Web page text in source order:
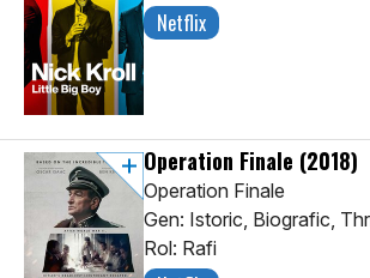
Netflix
Operation Finale (2018)
Operation Finale
Gen: Istoric, Biografic,
Rol: Rafi